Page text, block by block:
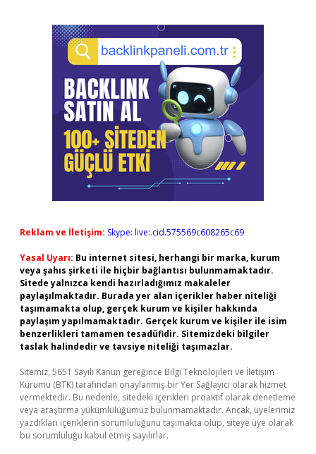
Reklam ve İletişim: Skype: live:.cid.575569c608265c69
Yasal Uyarı: Bu internet sitesi, herhangi bir marka, kurum
veya şahıs şirketi ile hiçbir bağlantısı bulunmamaktadır.
Sitede yalnızca kendi hazırladığımız makaleler
paylaşılmaktadır. Burada yer alan içerikler haber niteliği
taşımamakta olup, gerçek kurum ve kişiler hakkında
paylaşım yapılmamaktadır. Gerçek kurum ve kişiler ile isim
benzerlikleri tamamen tesadüfidir. Sitemizdeki bilgiler
taslak halindedir ve tavsiye niteliği taşımazlar.
Sitemiz, 5651 Sayılı Kanun gereğince Bilgi Teknolojileri ve İletişim
Kurumu (BTK) tarafından onaylanmış bir Yer Sağlayıcı olarak hizmet
vermektedir. Bu nedenle, sitedeki içerikleri proaktif olarak denetleme
veya araştırma yükümlülüğümüz bulunmamaktadır. Ancak, üyelerimiz
yazdıkları içeriklerin sorumluluğunu taşımakta olup, siteye üye olarak
bu sorumluluğu kabul etmiş sayılırlar.